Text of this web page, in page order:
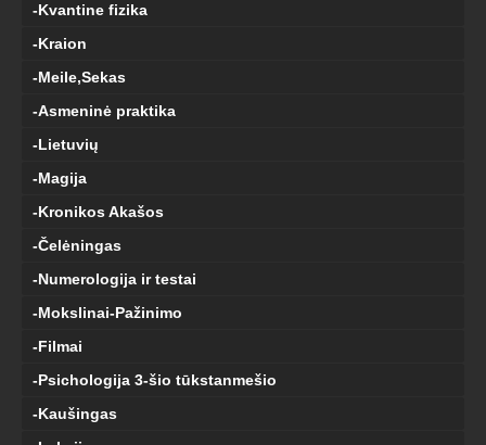
-Kvantine fizika
-Kraion
-Meile,Sekas
-Asmeninė praktika
-Lietuvių
-Magija
-Kronikos Akašos
-Čelėningas
-Numerologija ir testai
-Mokslinai-Pažinimo
-Filmai
-Psichologija 3-šio tūkstanmešio
-Kaušingas